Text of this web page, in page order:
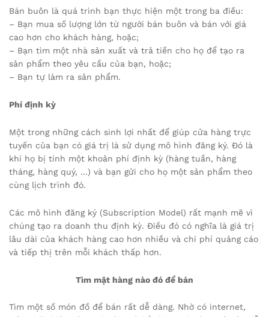
Bán buôn là quá trình bạn thực hiện một trong ba điều:
– Bạn mua số lượng lớn từ người bán buôn và bán với giá
cao hơn cho khách hàng, hoặc;
– Bạn tìm một nhà sản xuất và trả tiền cho họ để tạo ra
sản phẩm theo yêu cầu của bạn, hoặc;
– Bạn tự làm ra sản phẩm.
Phí định kỳ
Một trong những cách sinh lợi nhất để giúp cửa hàng trực
tuyến của bạn có giá trị là sử dụng mô hình đăng ký. Đó là
khi họ bị tính một khoản phí định kỳ (hàng tuần, hàng
tháng, hàng quý, …) và bạn gửi cho họ một sản phẩm theo
cùng lịch trình đó.
Các mô hình đăng ký (Subscription Model) rất mạnh mẽ vì
chúng tạo ra doanh thu định kỳ. Điều đó có nghĩa là giá trị
lâu dài của khách hàng cao hơn nhiều và chi phí quảng cáo
và tiếp thị trên mỗi khách thấp hơn.
Tìm mặt hàng nào đó để bán
Tìm một số món đồ để bán rất dễ dàng. Nhờ có internet,